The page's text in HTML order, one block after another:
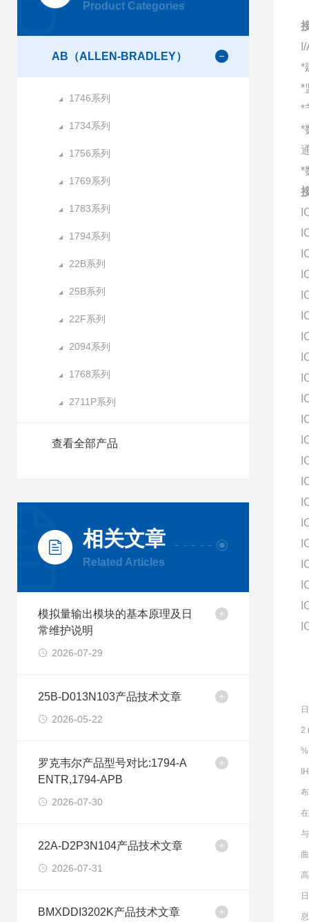
Product Categories
AB（ALLEN-BRADLEY）
1746系列
1734系列
1756系列
1769系列
1783系列
1794系列
22B系列
25B系列
22F系列
2094系列
1768系列
2711P系列
查看全部产品
相关文章
Related Articles
模拟量输出模块的基本原理及日
常维护说明
2026-07-29
25B-D013N103产品技术文章
2026-05-22
罗克韦尔产品型号对比:1794-A
ENTR,1794-APB
2026-07-30
22A-D2P3N104产品技术文章
2026-07-31
BMXDDI3202K产品技术文章
*
*
*
*
*
2